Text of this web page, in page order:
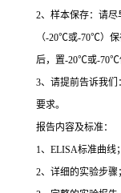
2、样本保存：请尽
（-20℃或-70℃）
后，置-20℃或-70℃
3、请提前告诉我
要求。
报告内容及标准：
1、 ELISA标准曲线；
2、详细的实验步骤；